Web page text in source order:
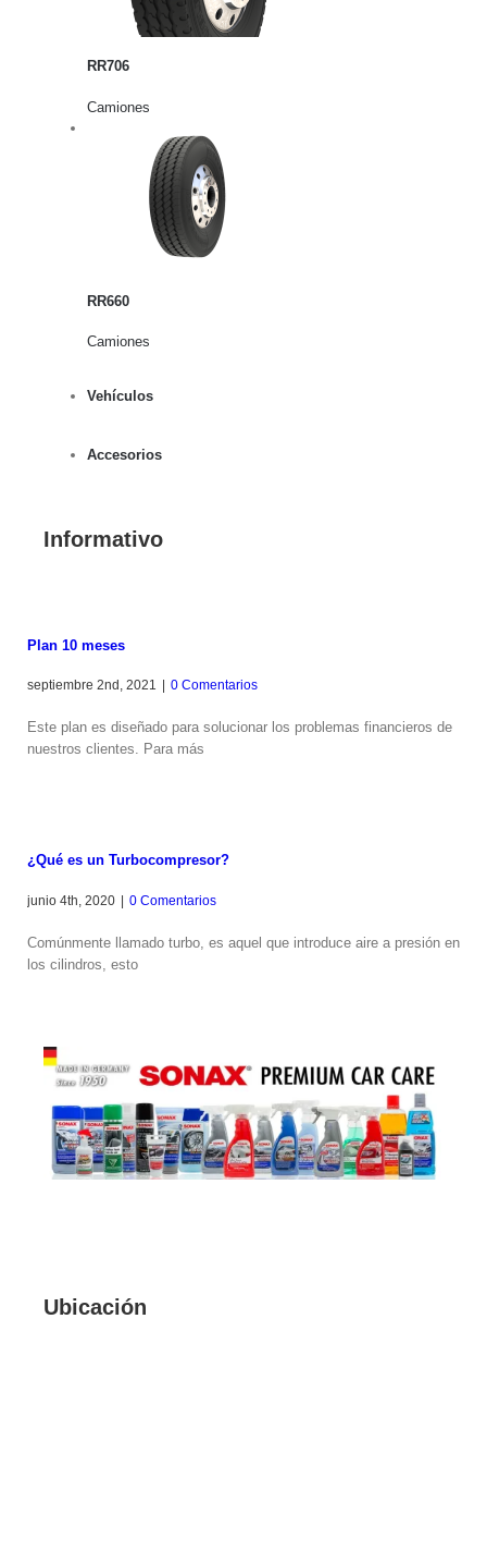
RR706
Camiones
RR660
Camiones
Vehículos
Accesorios
Informativo
Plan 10 meses
septiembre 2nd, 2021 0 Comentarios
Este plan es diseñado para solucionar los problemas financieros de
nuestros clientes. Para más
¿Qué es un Turbocompresor?
junio 4th, 2020 | 0 Comentarios
Comúnmente llamado turbo, es aquel que introduce aire a presión en
los cilindros, esto
Ubicación